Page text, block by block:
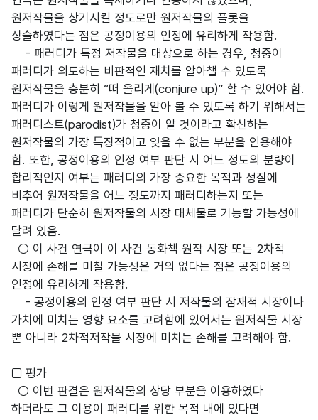
원저작물을 상기시킬 정도로만 원저작물의 플롯을
상술하였다는 점은 공정이용의 인정에 유리하게 작용함.
- 패러디가 특정 저작물을 대상으로 하는 경우, 청중이
패러디가 의도하는 비판적인 재치를 알아챌 수 있도록
원저작물을 충분히 “떠 올리게(conjure up)” 할 수 있어야 함.
패러디가 이렇게 원저작물을 알아 볼 수 있도록 하기 위해서는
패러디스트(parodist)가 청중이 알 것이라고 확신하는
원저작물의 가장 특징적이고 잊을 수 없는 부분을 인용해야
함. 또한, 공정이용의 인정 여부 판단 시 어느 정도의 분량이
합리적인지 여부는 패러디의 가장 중요한 목적과 성질에
비추어 원저작물을 어느 정도까지 패러디하는지 또는
패러디가 단순히 원저작물의 시장 대체물로 기능할 가능성에
달려 있음.
○ 이 사건 연극이 이 사건 동화책 원작 시장 또는 2차적
시장에 손해를 미칠 가능성은 거의 없다는 점은 공정이용의
인정에 유리하게 작용함.
- 공정이용의 인정 여부 판단 시 저작물의 잠재적 시장이나
가치에 미치는 영향 요소를 고려함에 있어서는 원저작물 시장
뿐 아니라 2차적저작물 시장에 미치는 손해를 고려해야 함.
□ 평가
○ 이번 판결은 원저작물의 상당 부분을 이용하였다
하더라도 그 이용이 패러디를 위한 목적 내에 있다면